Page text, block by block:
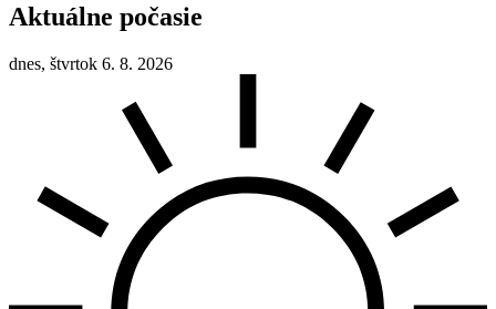
Aktuálne počasie
dnes, štvrtok 6. 8. 2026